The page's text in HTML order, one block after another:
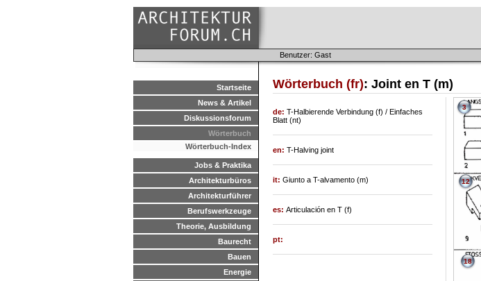
Benutzer: Gast
Startseite
News & Artikel
Diskussionsforum
Wörterbuch
Wörterbuch-Index
Jobs & Praktika
Architekturbüros
Architekturführer
Berufswerkzeuge
Theorie, Ausbildung
Baurecht
Bauen
Energie
Wörterbuch (fr): Joint en T (m)
3
12
18
de: T-Halbierende Verbindung (f) / Einfaches
Blatt (nt)
en: T-Halving joint
it: Giunto a T-alvamento (m)
es: Articulación en T (f)
pt: